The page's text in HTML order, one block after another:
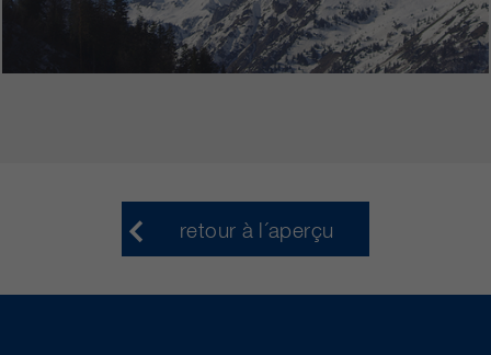
retour à l´aperçu